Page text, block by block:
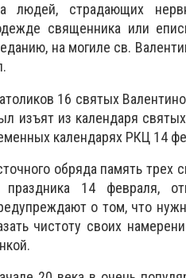
людей, страдающих
священника или
на могиле св.
16 святых
изъят из календаря
календарях РКЦ 14
обряда память трех
праздника 14 февраля,
о том, что
чистоту своих